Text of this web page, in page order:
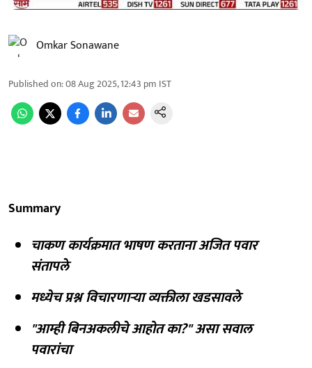
Omkar Sonawane
Published on:08 Aug 2025, 12:43 pm IST
Summary
चाकण कार्यक्रमात भाषण करताना अजित पवार
संतापले
मध्येच प्रश्न विचारणाऱ्या व्यक्तीला खडसावले
"आम्ही बिनअकलीचे आहोत का?" असा सवाल
पवारांचा